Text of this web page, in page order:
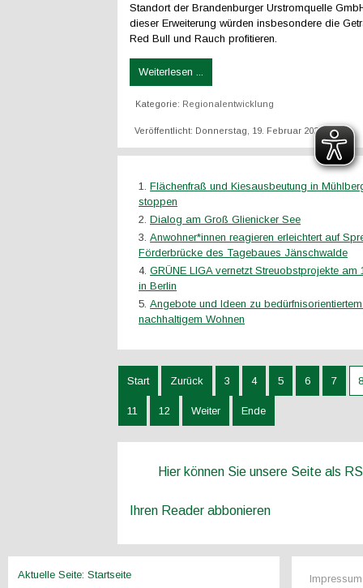
Standort der Brandenburger Urstromquelle
dieser Erweiterung würden insbesondere die
Red Bull und Rauch profitieren.
Weiterlesen ...
Kategorie: Regionalentwicklung
Veröffentlicht: Donnerstag, 19. Februar 2026 20:45
Flächenfraß und Kiesausbeutung in
stoppen
Dialog am Groß Glienicker See
Anwohner*innen reagieren erleichtert auf
Förderbrücke des Tagebaues Jänschwalde
GRÜNE LIGA vernetzt Streuobstprojekte am
in Berlin
Angebote und Ideen zu
nachhaltigem Wohnen
Start Zurück 3 4 5 6 7 8
11 12 Weiter Ende
Hier können Sie unsere Seite als
Ihren Reader abbonieren
Aktuelle Seite: Startseite Impressum